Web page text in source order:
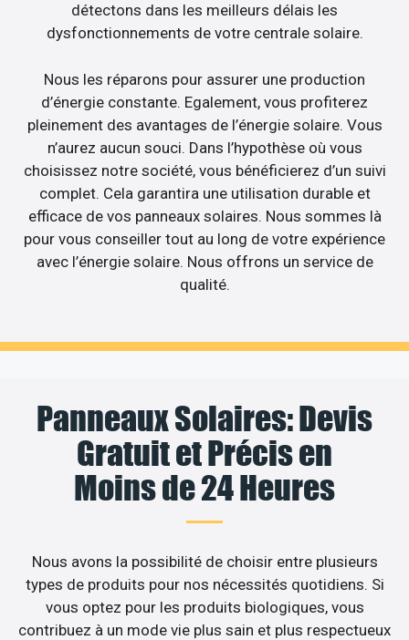
détectons dans les meilleurs délais les
dysfonctionnements de votre centrale solaire.
Nous les réparons pour assurer une production
d’énergie constante. Egalement, vous profiterez
pleinement des avantages de l’énergie solaire. Vous
n’aurez aucun souci. Dans l’hypothèse où vous
choisissez notre société, vous bénéficierez d’un suivi
complet. Cela garantira une utilisation durable et
efficace de vos panneaux solaires. Nous sommes là
pour vous conseiller tout au long de votre expérience
avec l’énergie solaire. Nous offrons un service de
qualité.
Panneaux Solaires: Devis
Gratuit et Précis en
Moins de 24 Heures
Nous avons la possibilité de choisir entre plusieurs
types de produits pour nos nécessités quotidiens. Si
vous optez pour les produits biologiques, vous
contribuez à un mode vie plus sain et plus respectueux